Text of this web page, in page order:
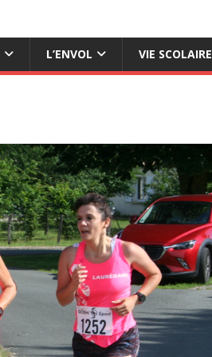
L’ENVOL VIE SCOLAIRE